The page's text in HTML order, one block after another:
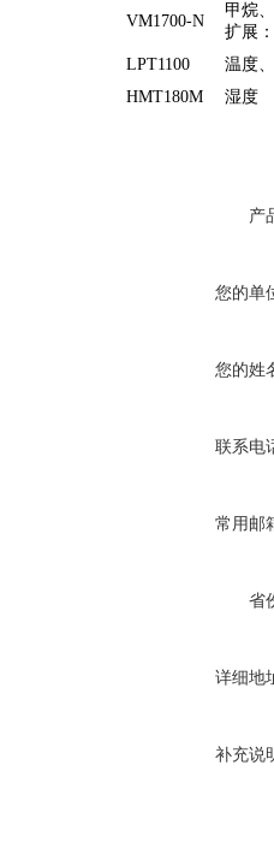
VM1700-N
甲烷
扩展
LPT1100
温度
HMT180M
湿度
产
您的单
您的姓
联系电
常用邮
省
详细地
补充说